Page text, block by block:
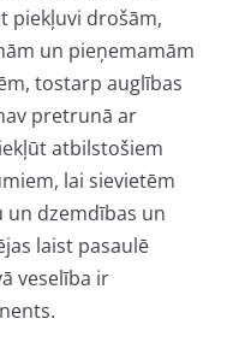
piekļuvi drošām,
un pieņemamām
tostarp auglības
pretrunā ar
atbilstošiem
lai sievietēm
dzemdības un
laist pasaulē
veselība ir